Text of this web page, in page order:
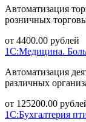
Автоматизация
розничных
от 4400.00 рублей
1С:Медицина.
Автоматизация
различных
от 125200.00
1С:Бухгалтерия